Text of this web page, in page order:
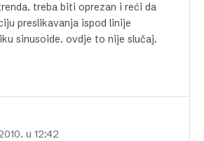
treba biti oprezan i reći da
preslikavanja ispod linije
sinusoide. ovdje to nije slučaj.
u 12:42